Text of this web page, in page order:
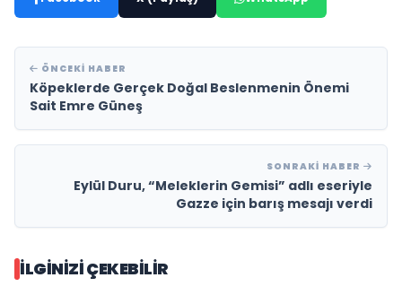
ÖNCEKI HABER
Köpeklerde Gerçek Doğal Beslenmenin Önemi
Sait Emre Güneş
SONRAKI HABER
Eylül Duru, “Meleklerin Gemisi” adlı eseriyle
Gazze için barış mesajı verdi
İLGINIZI ÇEKEBILIR